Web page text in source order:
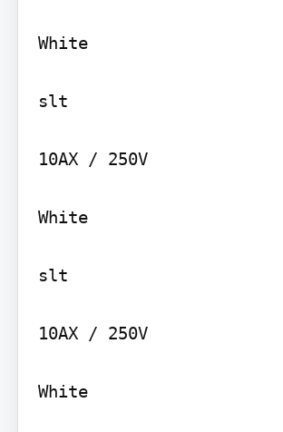
White
slt
10AX / 250V
White
slt
10AX / 250V
White